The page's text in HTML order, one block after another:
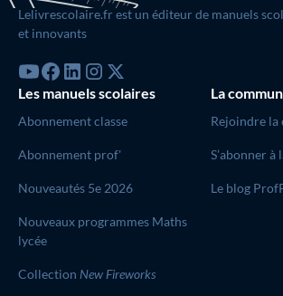
Lelivrescolaire.fr est un éditeur de manuels
et innovants
Les manuels scolaires
Abonnement classe
Abonnement prof'
Nouveautés 5e 2026
Nouveaux programmes Maths
lycée
Collection New Fireworks
La
Rejoindre la
S’abonner
Le blog